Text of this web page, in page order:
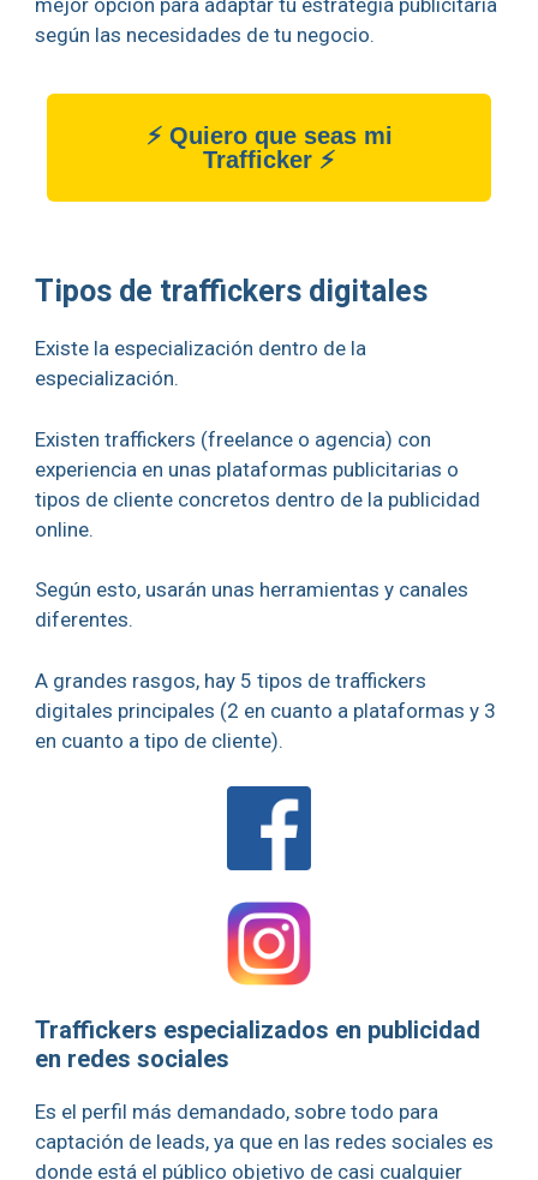
mejor opción para adaptar tu estrategia publicitaria
según las necesidades de tu negocio.
⚡ Quiero que seas mi
Trafficker ⚡
Tipos de traffickers digitales
Existe la especialización dentro de la
especialización.
Existen traffickers (freelance o agencia) con
experiencia en unas plataformas publicitarias o
tipos de cliente concretos dentro de la publicidad
online.
Según esto, usarán unas herramientas y canales
diferentes.
A grandes rasgos, hay 5 tipos de traffickers
digitales principales (2 en cuanto a plataformas y 3
en cuanto a tipo de cliente).
Traffickers especializados en publicidad
en redes sociales
Es el perfil más demandado, sobre todo para
captación de leads, ya que en las redes sociales es
donde está el público objetivo de casi cualquier